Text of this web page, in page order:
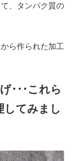
、タンパク質の
ら作られた加工
･･･これら
してみまし